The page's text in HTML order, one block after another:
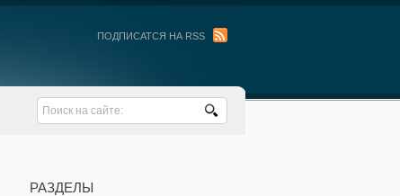
ПОДПИСАТСЯ НА RSS
РАЗДЕЛЫ